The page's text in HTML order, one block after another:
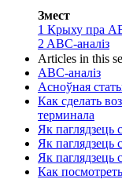
Змест
1 Крыху пра
2 ABC-аналіз
Articles in this
ABC-аналіз
Асноўная
Как сделать
терминала
Як паглядзець
Як паглядзець
Як паглядзець
Как